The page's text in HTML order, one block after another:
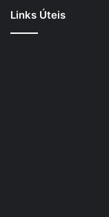
Links Úteis